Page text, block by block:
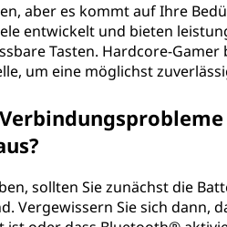
aber es kommt auf Ihre
entwickelt und bieten
Tasten. Hardcore-
um eine möglichst
sollten Sie zunächst die
Vergewissern Sie sich dann,